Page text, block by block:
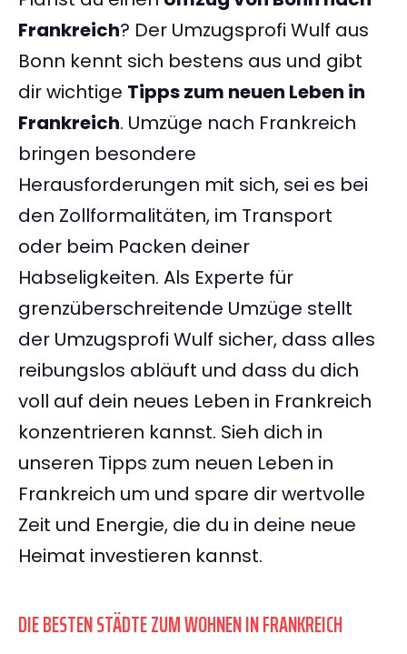
Frankreich? Der Umzugsprofi Wulf aus
Bonn kennt sich bestens aus und gibt
dir wichtige Tipps zum neuen Leben in
Frankreich. Umzüge nach Frankreich
bringen besondere
Herausforderungen mit sich, sei es bei
den Zollformalitäten, im Transport
oder beim Packen deiner
Habseligkeiten. Als Experte für
grenzüberschreitende Umzüge stellt
der Umzugsprofi Wulf sicher, dass alles
reibungslos abläuft und dass du dich
voll auf dein neues Leben in Frankreich
konzentrieren kannst. Sieh dich in
unseren Tipps zum neuen Leben in
Frankreich um und spare dir wertvolle
Zeit und Energie, die du in deine neue
Heimat investieren kannst.
DIE BESTEN STÄDTE ZUM WOHNEN IN FRANKREICH